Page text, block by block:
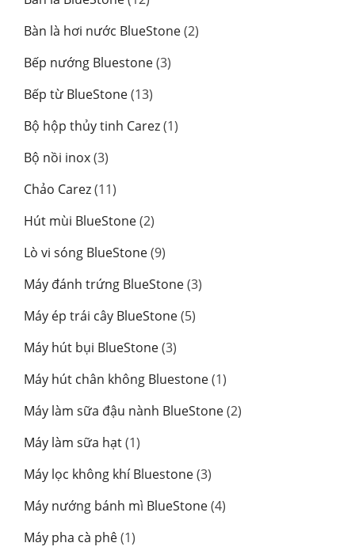
Bàn là hơi nước BlueStone 22
Bếp nướng Bluestone 33
Bếp từ BlueStone 1313
phẩm
Bộ hộp thủy tinh Carez 11
Bộ nồi inox 33
phẩm
Chảo Carez 1111
phẩm
Hút mùi BlueStone 22
phẩm
Lò vi sóng BlueStone 99
phẩm
Máy đánh trứng BlueStone 33
Máy ép trái cây BlueStone 55
Máy hút bụi BlueStone 33
Máy hút chân không Bluestone 11
phẩm
Máy làm sữa đậu nành BlueStone 22
Máy làm sữa hạt 11
Máy lọc không khí Bluestone 33
phẩm
Máy nướng bánh mì BlueStone 44
Máy pha cà phê 11